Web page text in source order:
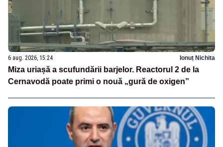
6 aug. 2026, 15:24 Ionuț Nichita
Miza uriașă a scufundării barjelor. Reactorul 2 de la
Cernavodă poate primi o nouă „gură de oxigen”